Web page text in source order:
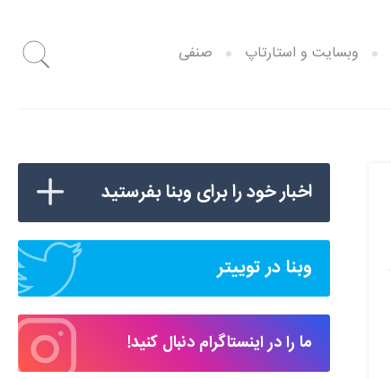
وبسایت و استارتاپ صنفی
اخبار خود را برای وبنا بفرستید
وبنا در توییتر
ما را در اینستاگرام دنبال کنید!